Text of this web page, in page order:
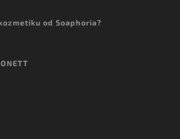
od Soaphoria?